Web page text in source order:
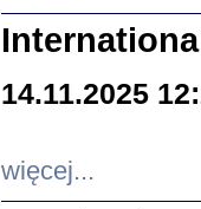
14.11.2025
więcej...